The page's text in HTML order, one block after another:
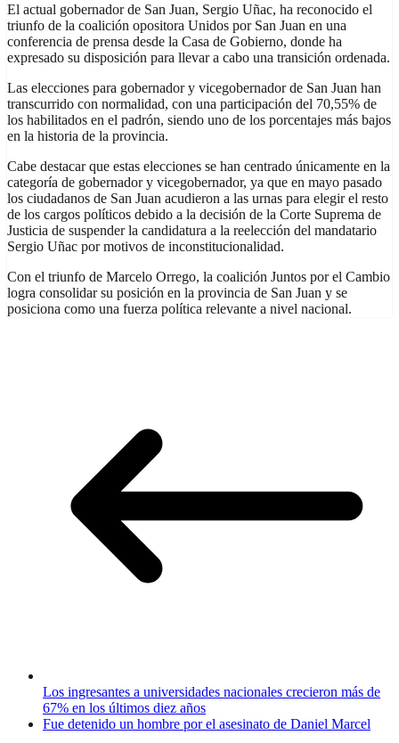
El actual gobernador de San Juan, Sergio Uñac, ha reconocido el
triunfo de la coalición opositora Unidos por San Juan en una
conferencia de prensa desde la Casa de Gobierno, donde ha
expresado su disposición para llevar a cabo una transición ordenada.
Las elecciones para gobernador y vicegobernador de San Juan han
transcurrido con normalidad, con una participación del 70,55% de
los habilitados en el padrón, siendo uno de los porcentajes más bajos
en la historia de la provincia.
Cabe destacar que estas elecciones se han centrado únicamente en la
categoría de gobernador y vicegobernador, ya que en mayo pasado
los ciudadanos de San Juan acudieron a las urnas para elegir el resto
de los cargos políticos debido a la decisión de la Corte Suprema de
Justicia de suspender la candidatura a la reelección del mandatario
Sergio Uñac por motivos de inconstitucionalidad.
Con el triunfo de Marcelo Orrego, la coalición Juntos por el Cambio
logra consolidar su posición en la provincia de San Juan y se
posiciona como una fuerza política relevante a nivel nacional.
Los ingresantes a universidades nacionales crecieron más de
67% en los últimos diez años
Fue detenido un hombre por el asesinato de Daniel Marcel